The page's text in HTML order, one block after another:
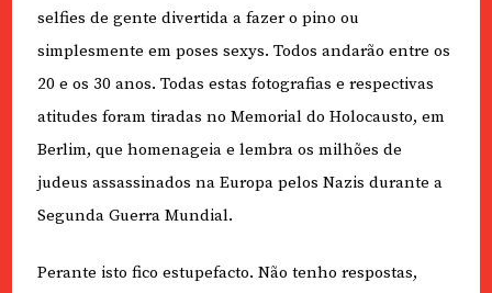
selfies de gente divertida a fazer o pino ou
simplesmente em poses sexys. Todos andarão entre os
20 e os 30 anos. Todas estas fotografias e respectivas
atitudes foram tiradas no Memorial do Holocausto, em
Berlim, que homenageia e lembra os milhões de
judeus assassinados na Europa pelos Nazis durante a
Segunda Guerra Mundial.
Perante isto fico estupefacto. Não tenho respostas,